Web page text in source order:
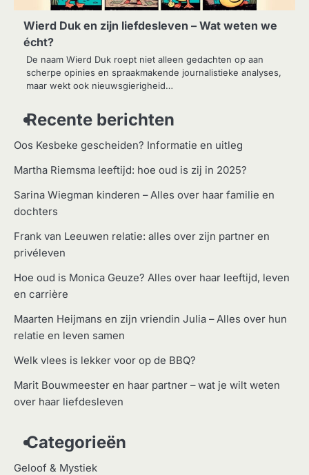
Wierd Duk en zijn liefdesleven – Wat weten we
écht?
De naam Wierd Duk roept niet alleen gedachten op aan
scherpe opinies en spraakmakende journalistieke analyses,
maar wekt ook nieuwsgierigheid…
Recente berichten
Oos Kesbeke gescheiden? Informatie en uitleg
Martha Riemsma leeftijd: hoe oud is zij in 2025?
Sarina Wiegman kinderen – Alles over haar familie en
dochters
Frank van Leeuwen relatie: alles over zijn partner en
privéleven
Hoe oud is Monica Geuze? Alles over haar leeftijd, leven
en carrière
Maarten Heijmans en zijn vriendin Julia – Alles over hun
relatie en leven samen
Welk vlees is lekker voor op de BBQ?
Marit Bouwmeester en haar partner – wat je wilt weten
over haar liefdesleven
Categorieën
Geloof & Mystiek